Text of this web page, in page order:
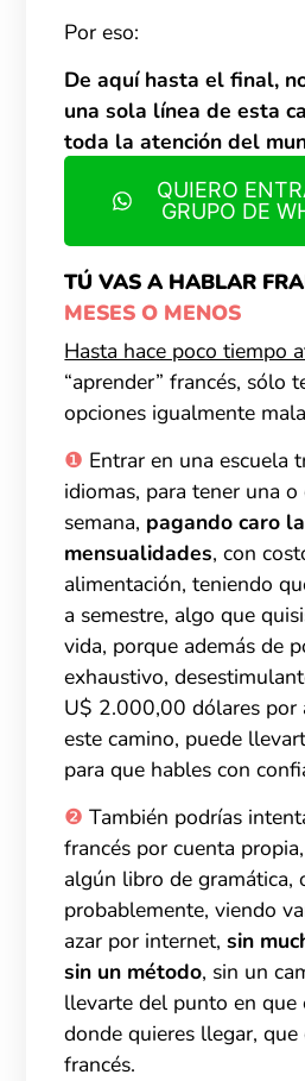
Por eso:
De aquí hasta el final,
una sola línea de esta
toda la atención del
QUIERO
GRUPO DE
TÚ VAS A HABLAR
MESES O MENOS
Hasta hace poco tiempo
“aprender” francés, sólo
opciones igualmente
❶ Entrar en una escuela
idiomas, para tener una
semana, pagando caro
mensualidades, con
alimentación, teniendo
a semestre, algo que
vida, porque además de
exhaustivo,
U$ 2.000,00 dólares por
este camino, puede
para que hables con
❷ También podrías
francés por cuenta
algún libro de gramática,
probablemente, viendo
azar por internet,sin
sin un método, sin un
llevarte del punto en que
donde quieres llegar, que
francés.